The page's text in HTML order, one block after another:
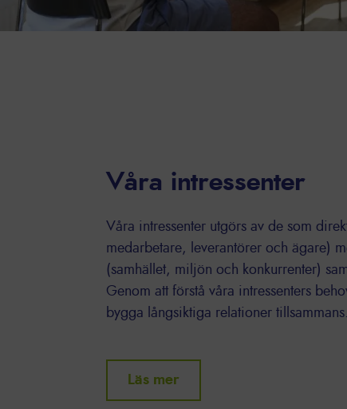
Våra intressenter
Våra intressenter utgörs av de som
medarbetare, leverantörer och ägare)
(samhället, miljön och konkurrenter)
Genom att förstå våra intressenters
bygga långsiktiga relationer tillsammans.
Läs mer